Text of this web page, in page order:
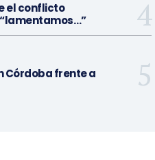
el conflicto
Córdoba frente a